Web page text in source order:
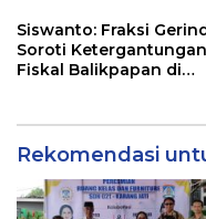
Siswanto: Fraksi
Soroti Ketergantungan
Fiskal Balikpapan di
Rekomendasi